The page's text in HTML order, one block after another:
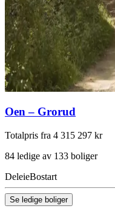
Oen – Grorud
Totalpris fra 4 315 297 kr
84 ledige av 133 boliger
DeleieBostart
Se ledige boliger